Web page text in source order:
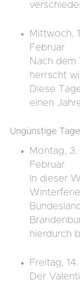
Mittwoch,
Februar
Nach dem
herrscht
Diese
einen
Ungünstige
Montag,
Februar
In dieser
hierdurch
Freitag,
Der